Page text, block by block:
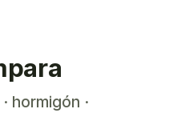
hormigón ·